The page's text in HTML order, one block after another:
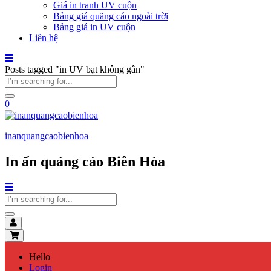
Giá in tranh UV cuộn
Bảng giá quãng cáo ngoài trời
Bảng giá in UV cuộn
Liên hệ
Posts tagged "in UV bạt không gân"
0
inanquangcaobienhoa
In ấn quảng cáo Biên Hòa
Hello
Login